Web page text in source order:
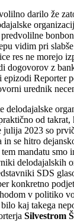
darilo že
vidim pri
res ne morejo
dogovorov z
Reporter
urednik
delodajalske
od takrat,
julija 2023 so
se hitro
mandatu smo
delodajalskih
SDS
konkretno
v politiko
bilo kaj takega
Silvestrom